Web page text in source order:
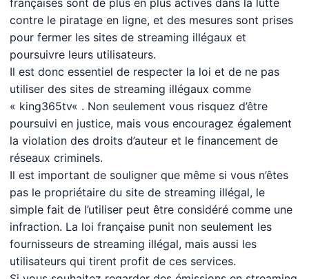
françaises sont de plus en plus actives dans la lutte
contre le piratage en ligne, et des mesures sont prises
pour fermer les sites de streaming illégaux et
poursuivre leurs utilisateurs.
Il est donc essentiel de respecter la loi et de ne pas
utiliser des sites de streaming illégaux comme
« king365tv« . Non seulement vous risquez d’être
poursuivi en justice, mais vous encouragez également
la violation des droits d’auteur et le financement de
réseaux criminels.
Il est important de souligner que même si vous n’êtes
pas le propriétaire du site de streaming illégal, le
simple fait de l’utiliser peut être considéré comme une
infraction. La loi française punit non seulement les
fournisseurs de streaming illégal, mais aussi les
utilisateurs qui tirent profit de ces services.